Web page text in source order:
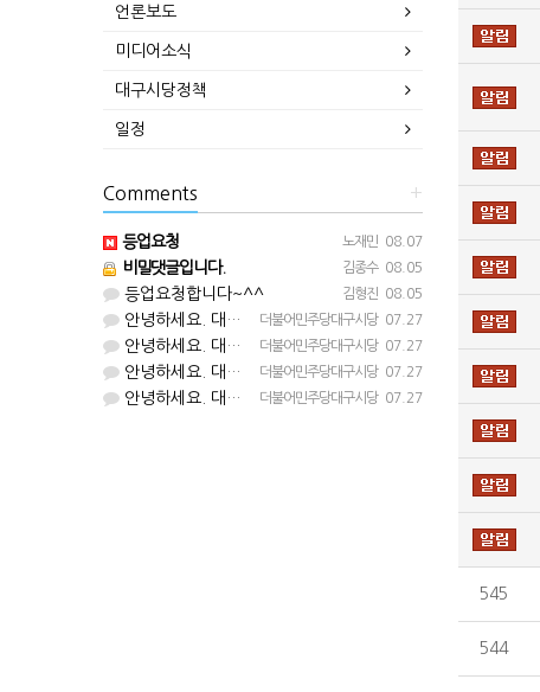
545
544
언론보도
미디어소식
대구시당정책
일정
+
Comments
노재민 08.07
등업요청
김종수 08.05
비밀댓글입니다.
김형진 08.05
등업요청합니다~^^
더불어민주당대구시당 07.27
안녕하세요. 대구시당입니다. 등업 완료되었습니다^^
더불어민주당대구시당 07.27
안녕하세요. 대구시당입니다. 등업 완료되었습니다^^
더불어민주당대구시당 07.27
안녕하세요. 대구시당입니다. 등업 완료되었습니다^^
더불어민주당대구시당 07.27
안녕하세요. 대구시당입니다. 등업 완료되었습니다^^